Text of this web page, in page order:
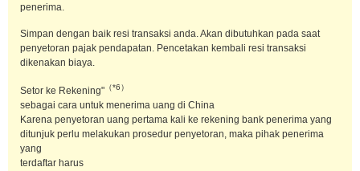
penerima.
Simpan dengan baik resi transaksi anda. Akan dibutuhkan pada saat
penyetoran pajak pendapatan. Pencetakan kembali resi transaksi
dikenakan biaya.
Setor ke Rekening" （*6）
sebagai cara untuk menerima uang di China
Karena penyetoran uang pertama kali ke rekening bank penerima yang
ditunjuk perlu melakukan prosedur penyetoran, maka pihak penerima
yang
terdaftar harus